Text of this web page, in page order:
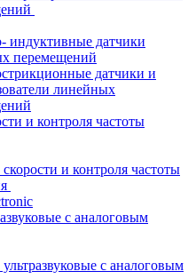
индуктивные датчики
перемещений
датчики и
линейных
и контроля частоты
и контроля частоты
с аналоговым
с аналоговым